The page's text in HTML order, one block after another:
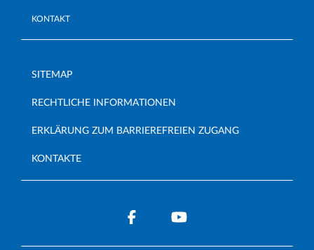
KONTAKT
SITEMAP
RECHTLICHE INFORMATIONEN
ERKLÄRUNG ZUM BARRIEREFREIEN ZUGANG
KONTAKTE